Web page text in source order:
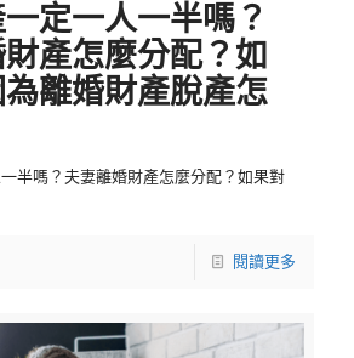
定一人一半嗎？
產怎麼分配？如
離婚財產脫產怎
半嗎？夫妻離婚財產怎麼分配？如果對
閱讀更多